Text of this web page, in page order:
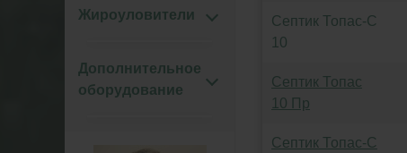
Жироуловители
Дополнительное
оборудование
Септик Топас-С
10
Септик Топас
10 Пр
Септик Топас-С